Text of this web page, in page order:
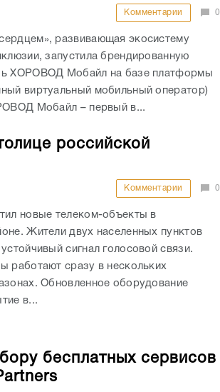
Комментарии 0
развивающая экосистему
запустила брендированную
ХОРОВОД Мобайл на базе платформы
виртуальный мобильный оператор)
Мобайл – первый в...
российской
Комментарии 0
новые телеком-объекты в
Жители двух населенных пунктов
сигнал голосовой связи.
работают сразу в нескольких
Обновленное оборудование
в...
бесплатных сервисов